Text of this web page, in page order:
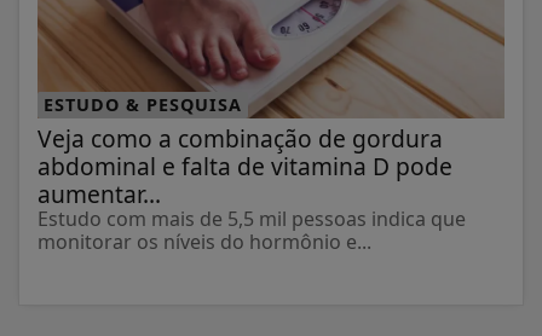
ESTUDO & PESQUISA
Veja como a combinação de gordura
abdominal e falta de vitamina D pode
aumentar...
Estudo com mais de 5,5 mil pessoas indica que
monitorar os níveis do hormônio e...